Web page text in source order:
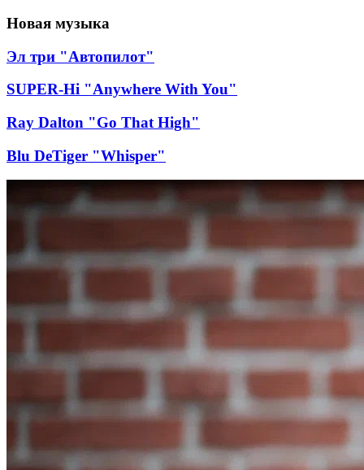
Новая музыка
Эл три "Автопилот"
SUPER-Hi "Anywhere With You"
Ray Dalton "Go That High"
Blu DeTiger "Whisper"